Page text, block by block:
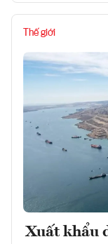
Thế giới
Xuất khẩu